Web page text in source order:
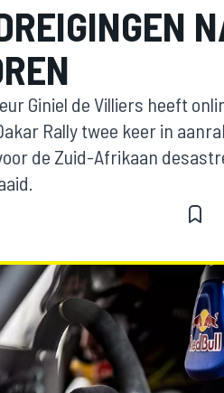
Giniel de Villiers heeft
Rally twee keer in
de Zuid-Afrikaan